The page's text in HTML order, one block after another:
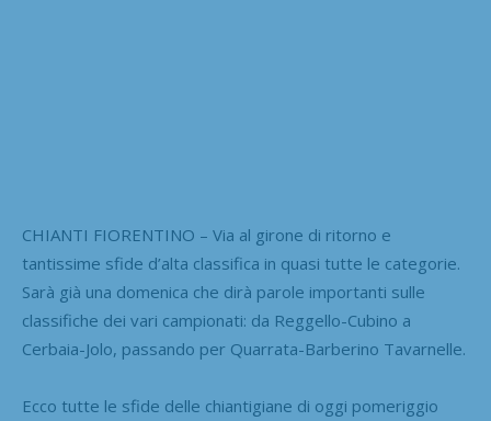
CHIANTI FIORENTINO – Via al girone di ritorno e
tantissime sfide d’alta classifica in quasi tutte le categorie.
Sarà già una domenica che dirà parole importanti sulle
classifiche dei vari campionati: da Reggello-Cubino a
Cerbaia-Jolo, passando per Quarrata-Barberino Tavarnelle.
Ecco tutte le sfide delle chiantigiane di oggi pomeriggio